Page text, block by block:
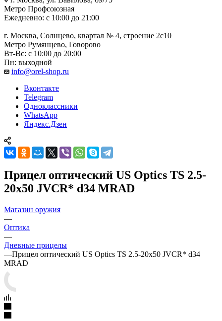
Метро Профсоюзная
Ежедневно: с 10:00 до 21:00
г. Москва, Солнцево, квартал № 4, строение 2с10
Метро Румянцево, Говорово
Вт-Вс: с 10:00 до 20:00
Пн: выходной
info@orel-shop.ru
Вконтакте
Telegram
Одноклассники
WhatsApp
Яндекс.Дзен
Прицел оптический US Optics TS 2.5-
20x50 JVCR* d34 MRAD
Магазин оружия
—
Оптика
—
Дневные прицелы
—Прицел оптический US Optics TS 2.5-20x50 JVCR* d34
MRAD